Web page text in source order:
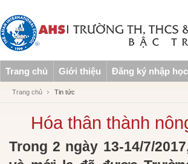
Trang chủ Giới thiệu Đăng ký nhập học
Trang chủ Tin tức
Hóa thân thành
Trong 2 ngày 13-14/7/